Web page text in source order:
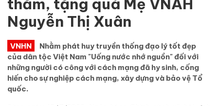
thăm, tặng quà Mẹ VNAH
Nguyễn Thị Xuân
VNHN
Nhằm phát huy truyền thống đạo lý tốt đẹp
của dân tộc Việt Nam "Uống nước nhớ nguồn" đối với
những người có công với cách mạng đã hy sinh, cống
hiến cho sự nghiệp cách mạng, xây dựng và bảo vệ Tổ
quốc.